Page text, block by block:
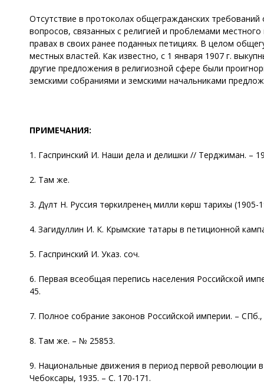
Отсутствие в протоколах общегражданских
вопросов, связанных с религией и проблемами
правах в своих ранее поданных петициях. В целом
местных властей. Как известно, с 1 января 1907 г.
другие предложения в религиозной сфере были
земскими собраниями и земскими начальниками
ПРИМЕЧАНИЯ:
1. Гаспринский И. Наши дела и делишки // Терджиман. –
2. Там же.
3. Дәүләт Н. Руссия төркиләренең милли көрәш тарихы
4. Загидуллин И. К. Крымские татары в петиционной
5. Гаспринский И. Указ. соч.
6. Первая всеобщая перепись населения Российской
45.
7. Полное собрание законов Российской империи. –
8. Там же. – № 25853.
9. Национальные движения в период первой революции
Чебоксары, 1935. – С. 170-171.